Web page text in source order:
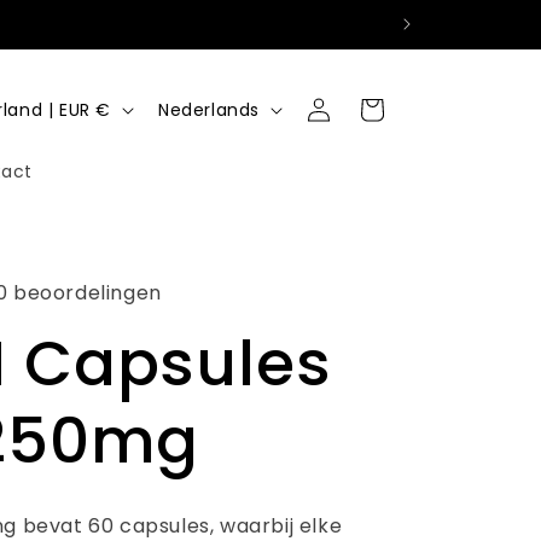
Nederland | EUR €
T
Nederlands InloggenWinkelwagen
beoordelingen
Capsules
bevat 60 capsules, waarbij elke